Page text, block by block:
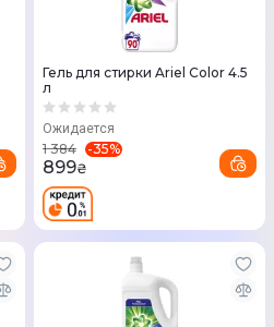
Гель для стирки Ariel Color 4.5
л
Ожидается
1 384 -35%
899₴